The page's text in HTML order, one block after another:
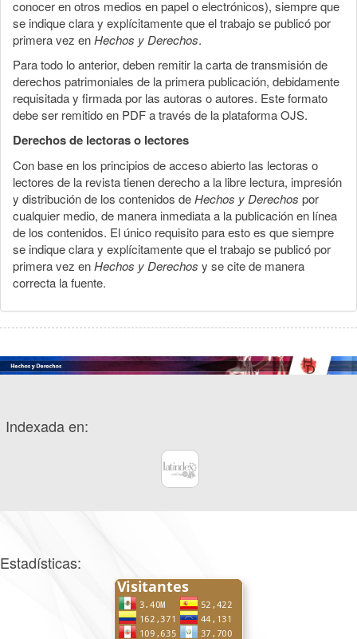
conocer en otros medios en papel o electrónicos), siempre que
se indique clara y explícitamente que el trabajo se publicó por
primera vez enHechos y Derechos.
Para todo lo anterior, deben remitir la carta de transmisión de
derechos patrimoniales de la primera publicación, debidamente
requisitada y firmada por las autoras o autores. Este formato
debe ser remitido en PDF a través de la plataforma OJS.
Derechos de lectoras o lectores
Con base en los principios de acceso abierto las lectoras o
lectores de la revista tienen derecho a la libre lectura, impresión
y distribución de los contenidos deHechos y Derechos por
cualquier medio, de manera inmediata a la publicación en línea
de los contenidos. El único requisito para esto es que siempre
se indique clara y explícitamente que el trabajo se publicó por
primera vez enHechos y Derechos y se cite de manera
correcta la fuente.
Indexada en:
Estadísticas: